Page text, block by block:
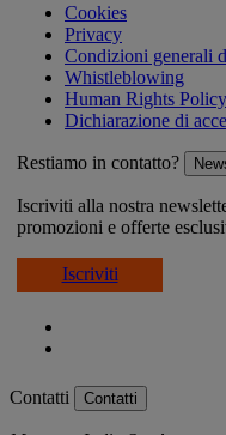
Cookies
Privacy
Condizioni generali
Whistleblowing
Human Rights Policy
Dichiarazione di
Restiamo in contatto?
Iscriviti alla nostra
promozioni e offerte
Iscriviti
Contatti Contatti